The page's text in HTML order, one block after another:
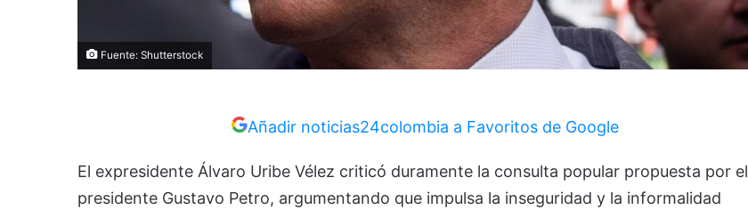
Fuente: Shutterstock
Añadir noticias24colombia a Favoritos de Google
El expresidente Álvaro Uribe Vélez criticó duramente la consulta popular propuesta por el
presidente Gustavo Petro, argumentando que impulsa la inseguridad y la informalidad